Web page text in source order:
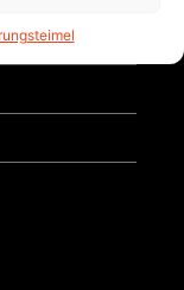
steimel